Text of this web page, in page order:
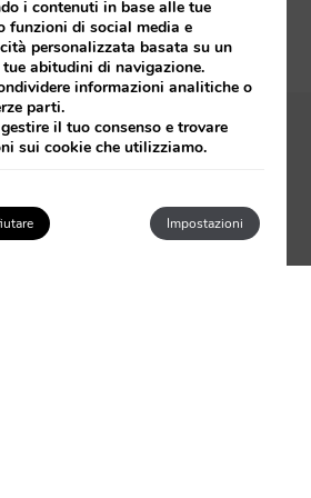
accesso giornaliero gratuito al
Da 950€ a notte
LE DATE
i contenuti in base alle tue
funzioni di social media e
personalizzata basata su un
abitudini di navigazione.
informazioni analitiche o
parti.
il tuo consenso e trovare
sui cookie che utilizziamo.
Impostazioni